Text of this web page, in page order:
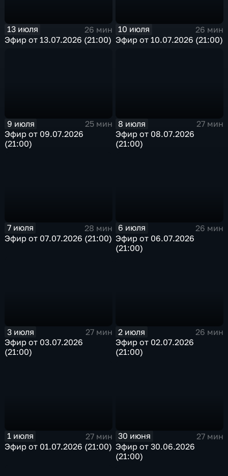
13 июля
26 мин
Эфир от 13.07.2026 (21:00)
10 июля
26 мин
Эфир от 10.07.2026 (21:00)
9 июля
25 мин
Эфир от 09.07.2026
(21:00)
8 июля
27 мин
Эфир от 08.07.2026
(21:00)
7 июля
28 мин
Эфир от 07.07.2026 (21:00)
6 июля
26 мин
Эфир от 06.07.2026
(21:00)
3 июля
27 мин
Эфир от 03.07.2026
(21:00)
2 июля
26 мин
Эфир от 02.07.2026
(21:00)
1 июля
27 мин
Эфир от 01.07.2026 (21:00)
30 июня
27 мин
Эфир от 30.06.2026
(21:00)